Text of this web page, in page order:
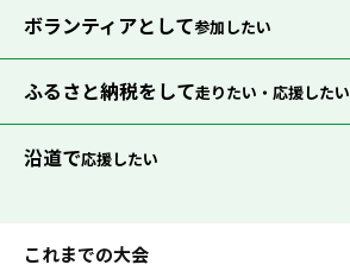
ボランティアとして参加したい
ふるさと納税をして走りたい・応援したい
沿道で応援したい
これまでの大会